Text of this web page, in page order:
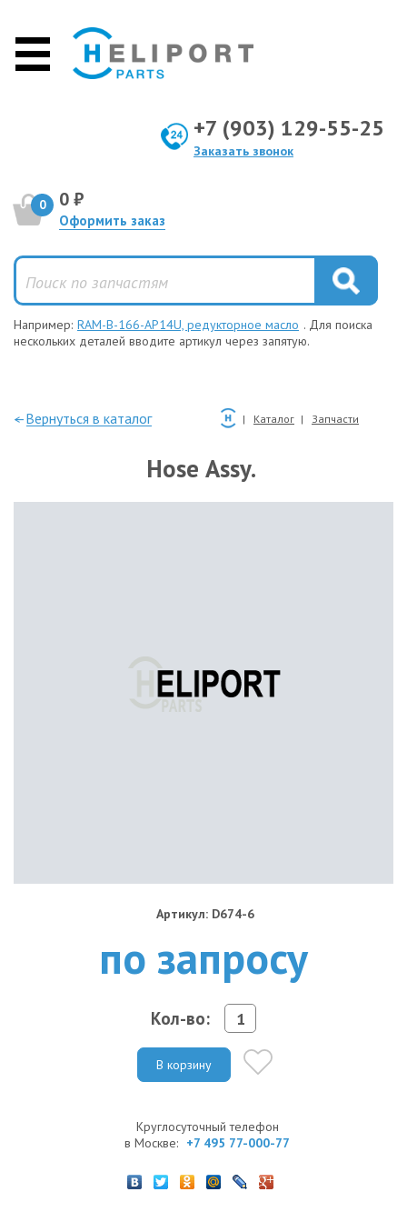
+7 (903) 129-55-25
Заказать звонок
0 0 ₽
Оформить заказ
Например: RAM-B-166-AP14U, редукторное масло . Для поиска
нескольких деталей вводите артикул через запятую.
—Вернуться в каталог Каталог Запчасти
Hose Assy.
Артикул: D674-6
по запросу
Кол-во:
В корзину
Круглосуточный телефон
в Москве: +7 495 77-000-77